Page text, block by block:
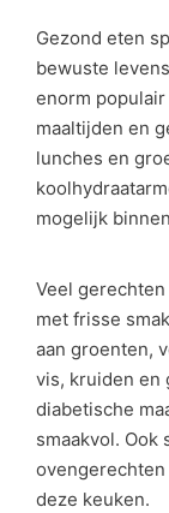
Gezond eten
bewuste
enorm
maaltijden en
lunches en
mogelijk
Veel
met frisse
aan groenten,
vis, kruiden en
diabetische
smaakvol. Ook
deze keuken.